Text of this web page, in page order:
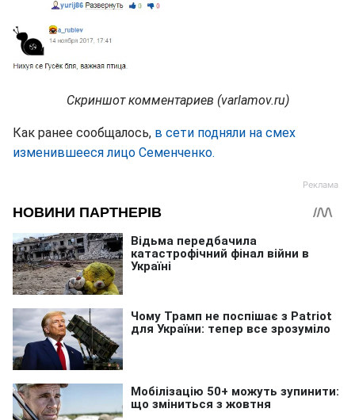
Скриншот комментариев (varlamov.ru)
Как ранее сообщалось, в сети подняли на смех
изменившееся лицо Семенченко.